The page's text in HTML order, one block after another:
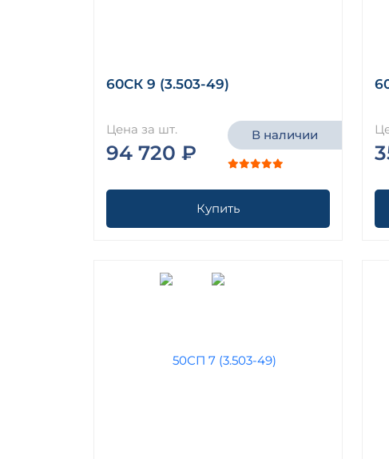
60СК 9 (3.503-49)
Цена за шт.
94 720 ₽
В наличии
Купить